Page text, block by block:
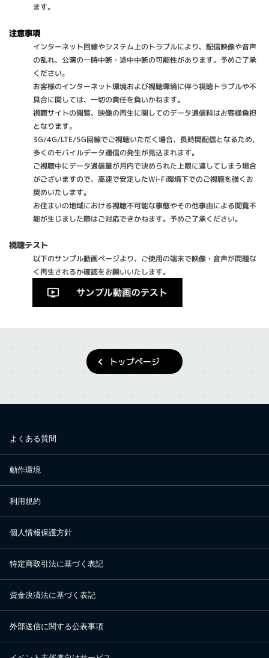
ます。
注意事項
インターネット回線やシステム上のトラブルにより、配信映像や音声
の乱れ、公演の一時中断・途中中断の可能性があります。予めご了承
ください。
お客様のインターネット環境および視聴環境に伴う視聴トラブルや不
具合に関しては、一切の責任を負いかねます。
視聴サイトの閲覧、映像の再生に関してのデータ通信料はお客様負担
となります。
3G/4G/LTE/5G回線でご視聴いただく場合、長時間配信となるため、
多くのモバイルデータ通信の発生が見込まれます。
ご視聴中にデータ通信量が月内で決められた上限に達してしまう場合
がございますので、高速で安定したWi-Fi環境下でのご視聴を強くお
奨めいたします。
お住まいの地域における視聴不可能な事態やその他事由による閲覧不
能が生じました際はご対応できかねます。予めご了承ください。
視聴テスト
以下のサンプル動画ページより、ご使用の端末で映像・音声が問題な
く再生されるか確認をお願いいたします。
トップページ
よくある質問
動作環境
利用規約
個人情報保護方針
特定商取引法に基づく表記
資金決済法に基づく表記
外部送信に関する公表事項